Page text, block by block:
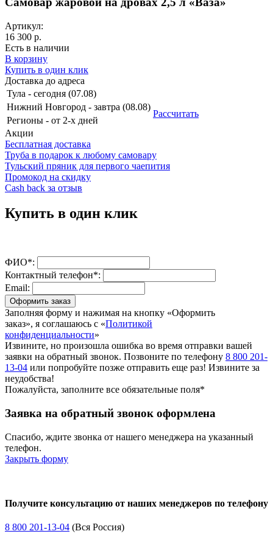
Артикул:
16 300 р.
Есть в наличии
В корзину
Купить в один клик
Доставка до адреса
Тула - сегодня (07.08)
Нижний Новгород - завтра (08.08)
Рассчитать
Регионы - от 2-х дней
Акции
Бесплатная доставка
Труба в подарок к любому самовару
Тульский пряник для первого чаепития
Промокод на скидку
Cash back за отзыв
Купить в один клик
ФИО*:
Контактный телефон*:
Email:
Оформить заказ
Заполняя форму и нажимая на кнопку «Оформить
заказ», я соглашаюсь с «Политикой
конфиденциальности»
Извините, но произошла ошибка во время отправки вашей
заявки на обратный звонок. Позвоните по телефону 8 800 201-
13-04 или попробуйте позже отправить еще раз! Извините за
неудобства!
Пожалуйста, заполните все обязательные поля*
Заявка на обратный звонок оформлена
Спасибо, ждите звонка от нашего менеджера на указанный
телефон.
Закрыть форму
Получите консультацию от наших менеджеров по телефону
8 800 201-13-04 (Вся Россия)